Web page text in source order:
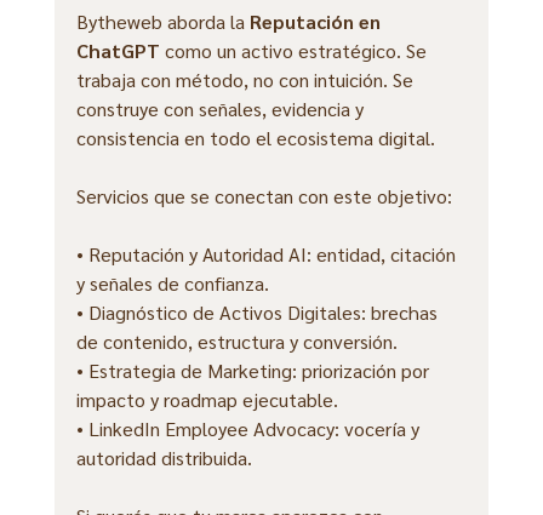
Bytheweb aborda la Reputación en
ChatGPT como un activo estratégico. Se
trabaja con método, no con intuición. Se
construye con señales, evidencia y
consistencia en todo el ecosistema digital.
Servicios que se conectan con este objetivo:
• Reputación y Autoridad AI: entidad, citación
y señales de confianza.
• Diagnóstico de Activos Digitales: brechas
de contenido, estructura y conversión.
• Estrategia de Marketing: priorización por
impacto y roadmap ejecutable.
• LinkedIn Employee Advocacy: vocería y
autoridad distribuida.